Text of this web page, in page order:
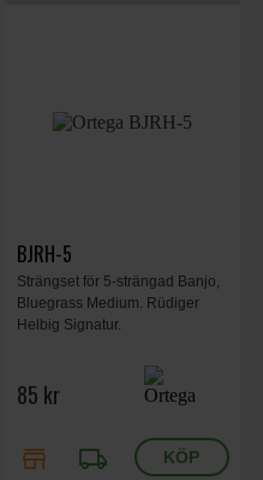
BJRH-5
Strängset för 5-strängad Banjo,
Bluegrass Medium. Rüdiger
Helbig Signatur.
85 kr
store local_shipping